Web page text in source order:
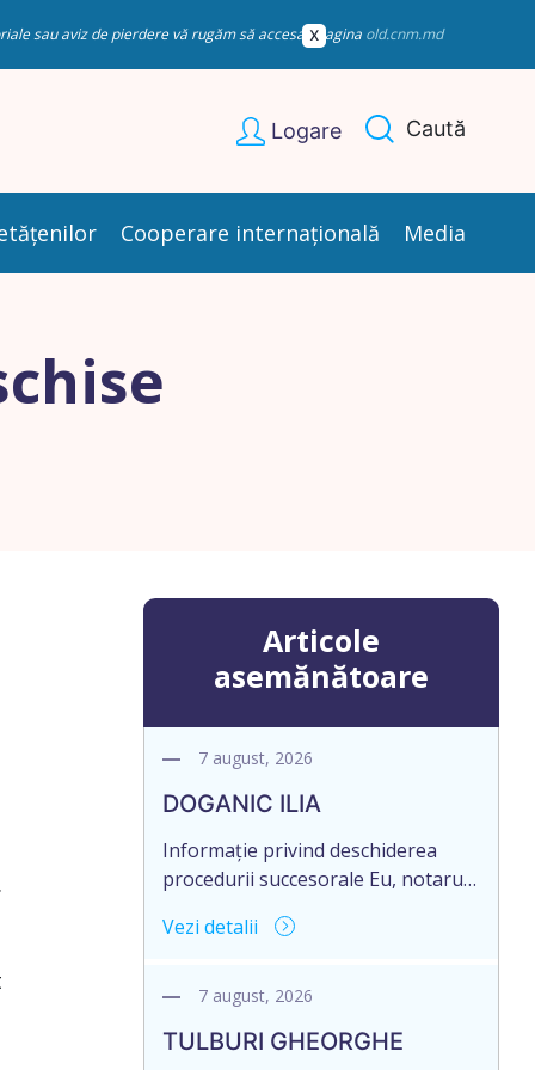
sau aviz de pierdere vă rugăm să accesați pagina old.cnm.md
Logare Caută
Cooperare internațională Media
Articole
asemănătoare
7 august, 2026
DOGANIC ILIA
Informație privind deschiderea
procedurii succesorale Eu, notarul,
246/2018 privind la procedură
persoană care are un interes
procedurii succesorale notariale în
Vezi detalii
7 august, 2026
TULBURI GHEORGHE